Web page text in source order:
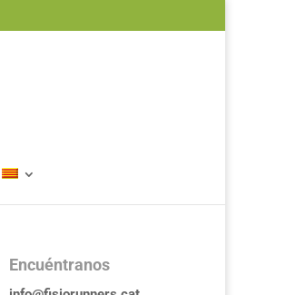
Encuéntranos